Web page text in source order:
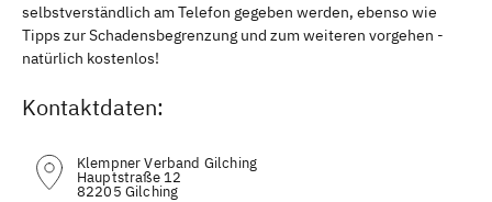
selbstverständlich am Telefon gegeben werden, ebenso wie
Tipps zur Schadensbegrenzung und zum weiteren vorgehen -
natürlich kostenlos!
Kontaktdaten:
Klempner Verband Gilching
Hauptstraße 12
82205 Gilching